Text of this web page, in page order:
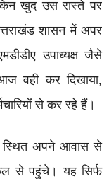
खुद उस रास्ते पर
शासन में अपर
उपाध्यक्ष जैसे
वही कर दिखाया,
से कर रहे हैं।
स्थित अपने आवास से
से पहुंचे। यह सिर्फ